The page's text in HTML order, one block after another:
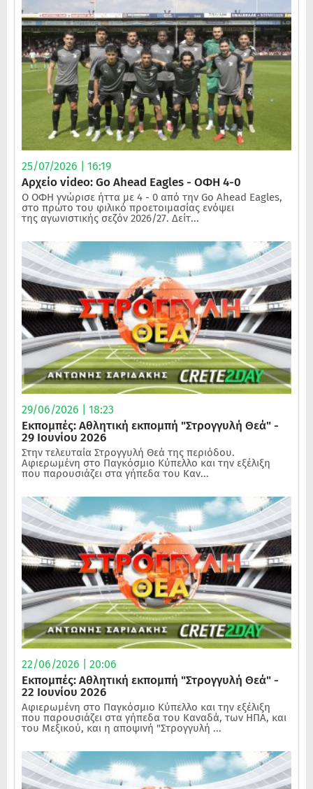
25/07/2026 | 16:19
Αρχείο video: Go Ahead Eagles - ΟΦΗ 4-0
Ο ΟΦΗ γνώρισε ήττα με 4 - 0 από την Go Ahead Eagles,
στο πρώτο του φιλικό προετοιμασίας ενόψει
της αγωνιστικής σεζόν 2026/27. Δείτ...
29/06/2026 | 18:23
Εκπομπές: Αθλητική εκπομπή "Στρογγυλή Θεά" -
29 Ιουνίου 2026
Στην τελευταία Στρογγυλή Θεά της περιόδου.
Αφιερωμένη στο Παγκόσμιο Κύπελλο και την εξέλιξη
που παρουσιάζει στα γήπεδα του Καν...
22/06/2026 | 20:06
Εκπομπές: Αθλητική εκπομπή "Στρογγυλή Θεά" -
22 Ιουνίου 2026
Αφιερωμένη στο Παγκόσμιο Κύπελλο και την εξέλιξη
που παρουσιάζει στα γήπεδα του Καναδά, των ΗΠΑ, και
του Μεξικού, και η αποψινή "Στρογγυλή ...